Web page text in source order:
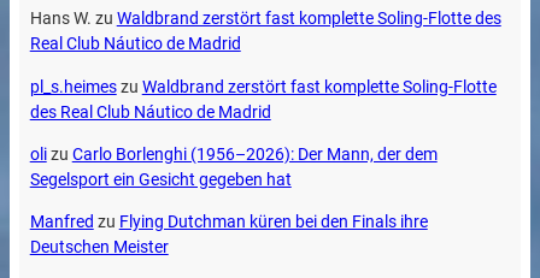
Hans W. zu Waldbrand zerstört fast komplette Soling-Flotte des
Real Club Náutico de Madrid
pl_s.heimeszu Waldbrand zerstört fast komplette Soling-Flotte
des Real Club Náutico de Madrid
olizu Carlo Borlenghi (1956–2026): Der Mann, der dem
Segelsport ein Gesicht gegeben hat
Manfred zu Flying Dutchman küren bei den Finals ihre
Deutschen Meister